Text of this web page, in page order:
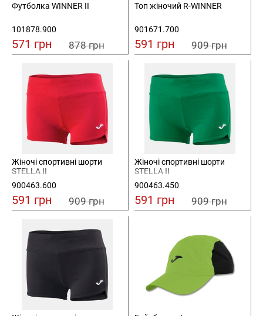
Футболка WINNER II
101878.900
571 грн 878 грн
Топ жіночий R-WINNER
901671.700
591 грн 909 грн
Жіночі спортивні шорти
STELLA II
900463.600
591 грн 909 грн
Жіночі спортивні шорти
STELLA II
900463.450
591 грн 909 грн